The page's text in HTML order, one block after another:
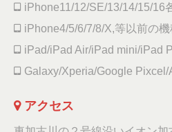
iPhone11/12/SE/13/14/15/16
iPhone4/5/6/7/8/X,等以前の機
iPad/iPad Air/iPad mini/iPad
Galaxy/Xperia/Google Pixcel/
アクセス